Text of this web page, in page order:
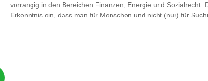
vorrangig in den Bereichen Finanzen, Energie und Sozialrecht.
Erkenntnis ein, dass man für Menschen und nicht (nur) für